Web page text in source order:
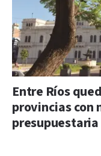
Entre Ríos
provincias con
presupuestaria